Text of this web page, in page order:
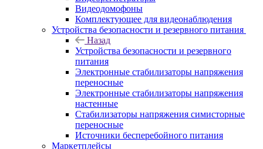
Видеодомофоны
Комплектующее для видеонаблюдения
Устройства безопасности и резервного питания
Назад
Устройства безопасности и резервного
питания
Электронные стабилизаторы напряжения
переносные
Электронные стабилизаторы напряжения
настенные
Стабилизаторы напряжения симисторные
переносные
Источники бесперебойного питания
Маркетплейсы